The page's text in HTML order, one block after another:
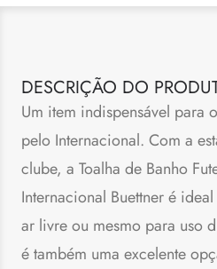
DESCRIÇÃO DO
Um item indispensável para
pelo Internacional. Com a
clube, a Toalha de Banho
Internacional Buettner é
ar livre ou mesmo para uso
é também uma excelente